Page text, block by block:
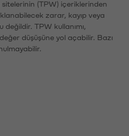
(TPW) içeriklerinden
zarar, kayıp veya
TPW kullanımı,
düşüşüne yol açabilir. Bazı